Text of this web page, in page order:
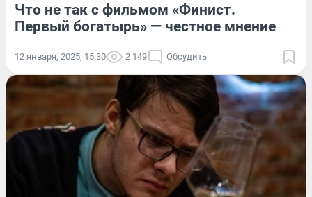
Что не так с фильмом «Финист.
Первый богатырь» — честное мнение
12 января, 2025, 15:30 2 149 Обсудить